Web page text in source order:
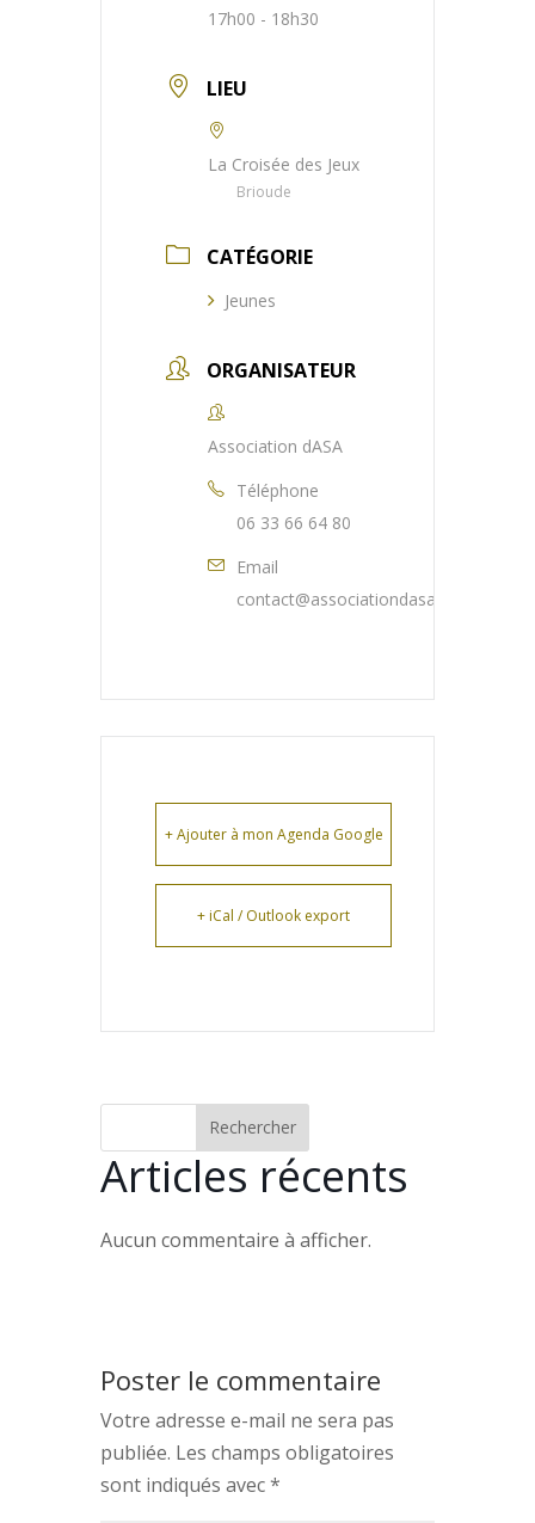
17h00 - 18h30
LIEU
La Croisée des Jeux
Brioude
CATÉGORIE
Jeunes
ORGANISATEUR
Association dASA
Téléphone
06 33 66 64 80
Email
contact@associationdasa.fr
+ Ajouter à mon Agenda Google
+ iCal / Outlook export
Rechercher
Articles récents
Aucun commentaire à afficher.
Poster le commentaire
Votre adresse e-mail ne sera pas
publiée. Les champs obligatoires
sont indiqués avec*